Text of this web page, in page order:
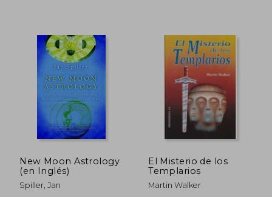
35%
dcto.
40%
dcto.
New Moon Astrology
(en Inglés)
Spiller, Jan
El Misterio de los
Templarios
Martin Walker